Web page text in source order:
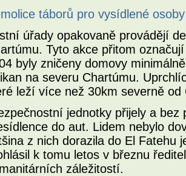
táborů pro vysídlené
úřady opakovaně provádějí
Tyto akce přitom
byly zničeny domovy
na severu Chartúmu.
leží více než 30km severně od
jednotky přijely a
do aut. Lidem nebylo
z nich dorazila do El Fatehu
k tomu letos v březnu
záležitostí.